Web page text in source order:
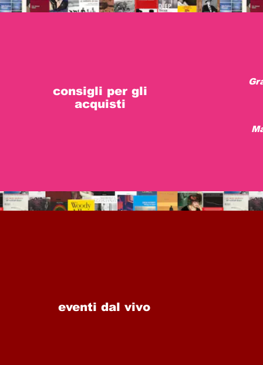
consigli per gli
acquisti
eventi dal vivo